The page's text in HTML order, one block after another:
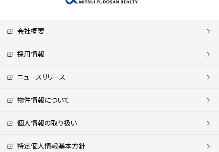
会社概要
採用情報
ニュースリリース
物件情報について
個人情報の取り扱い
特定個人情報基本方針